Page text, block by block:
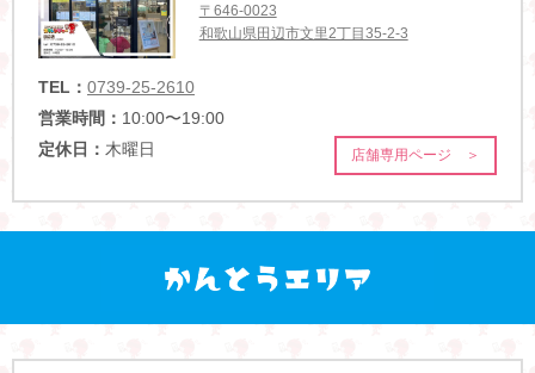
〒646-0023
和歌山県田辺市文里2丁目35-2-3
TEL： 0739-25-2610
営業時間： 10:00〜19:00
定休日： 木曜日 店舗専用ページ ＞